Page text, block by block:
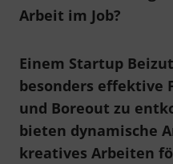
Arbeit im Job?
Einem Startup
besonders effektive
und Boreout zu
bieten dynamische
kreatives Arbeiten